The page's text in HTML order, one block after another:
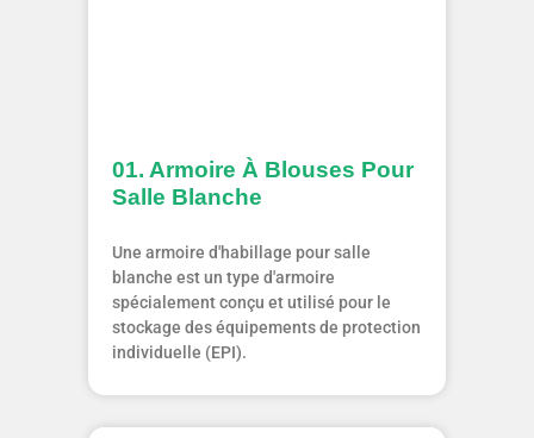
01. Armoire À Blouses Pour
Salle Blanche
Une armoire d'habillage pour salle
blanche est un type d'armoire
spécialement conçu et utilisé pour le
stockage des équipements de protection
individuelle (EPI).